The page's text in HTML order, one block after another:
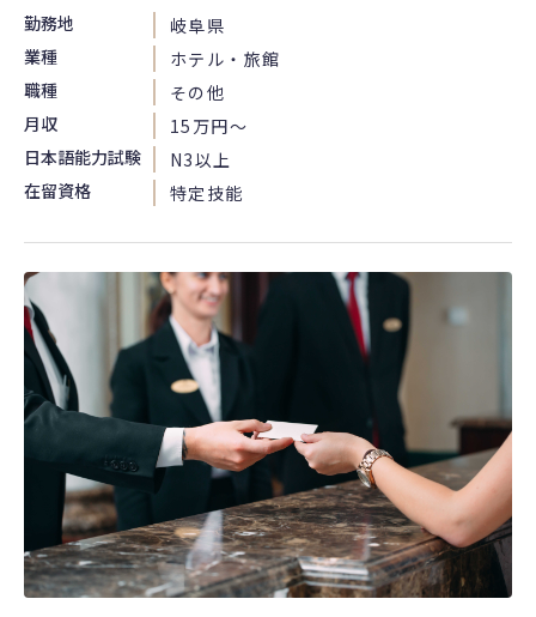
勤務地
岐阜県
業種
ホテル・旅館
職種
その他
月収
15万円〜
日本語能力試験
N3以上
在留資格
特定技能